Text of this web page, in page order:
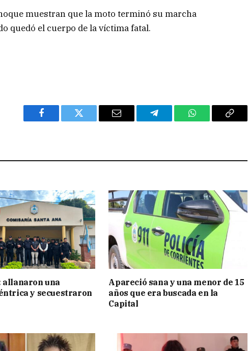
muestran que la moto terminó su marcha
quedó el cuerpo de la víctima fatal.
Facebook Twitter Email Telegram WhatsAppCopy
allanaron una
y secuestraron
Apareció sana y una menor de 15
años que era buscada en la
Capital